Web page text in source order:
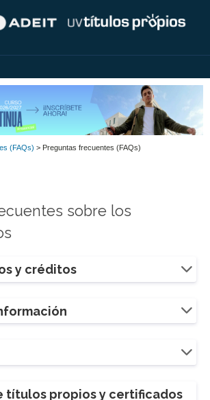
(FAQs) > Preguntas frecuentes (FAQs)
sobre los
y créditos
títulos propios y certificados